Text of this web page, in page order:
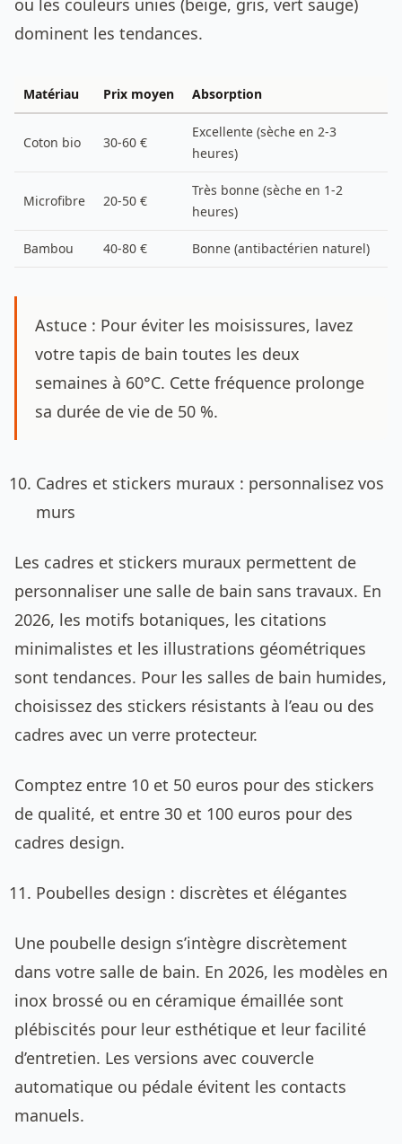
ou les couleurs unies (beige, gris, vert sauge)
dominent les tendances.
Matériau Prix moyen Absorption
Coton bio 30-60 €
Excellente (sèche en 2-3
heures)
Microfibre 20-50 €
Très bonne (sèche en 1-2
heures)
Bambou 40-80 € Bonne (antibactérien naturel)
Astuce : Pour éviter les moisissures, lavez
votre tapis de bain toutes les deux
semaines à 60°C. Cette fréquence prolonge
sa durée de vie de 50 %.
Cadres et stickers muraux : personnalisez vos
murs
Les cadres et stickers muraux permettent de
personnaliser une salle de bain sans travaux. En
2026, les motifs botaniques, les citations
minimalistes et les illustrations géométriques
sont tendances. Pour les salles de bain humides,
choisissez des stickers résistants à l’eau ou des
cadres avec un verre protecteur.
Comptez entre 10 et 50 euros pour des stickers
de qualité, et entre 30 et 100 euros pour des
cadres design.
Poubelles design : discrètes et élégantes
Une poubelle design s’intègre discrètement
dans votre salle de bain. En 2026, les modèles en
inox brossé ou en céramique émaillée sont
plébiscités pour leur esthétique et leur facilité
d’entretien. Les versions avec couvercle
automatique ou pédale évitent les contacts
manuels.